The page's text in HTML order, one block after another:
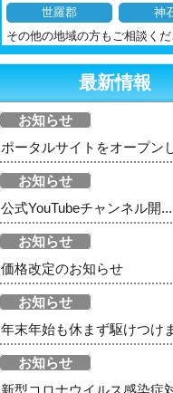
世羅郡
神
その他の地域の方もご相談くだ
最新情報
お知らせ
ポータルサイトをオープン
お知らせ
公式YouTubeチャンネル開...
お知らせ
価格改定のお知らせ
お知らせ
年末年始も休まず駆けつけ
お知らせ
新型コロナウイルス感染症